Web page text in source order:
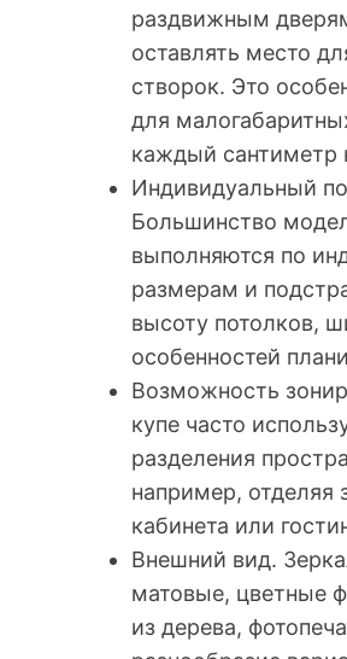
раздвижным
оставлять место
створок. Это
для
каждый сантиметр
Индивидуальный
Большинство
выполняются по
размерам и
высоту потолков,
особенностей
Возможность
купе часто
разделения
например, отделяя
кабинета или
Внешний вид.
матовые, цветные
из дерева,